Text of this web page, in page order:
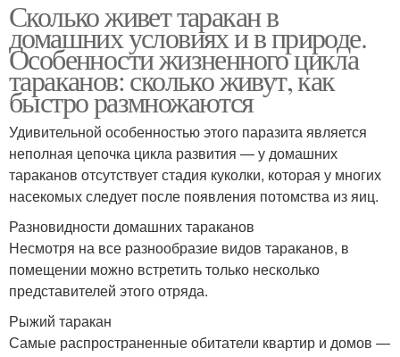
Сколько живет таракан в
домашних условиях и в природе.
Особенности жизненного цикла
тараканов: сколько живут, как
быстро размножаются
Удивительной особенностью этого паразита является
неполная цепочка цикла развития — у домашних
тараканов отсутствует стадия куколки, которая у многих
насекомых следует после появления потомства из яиц.
Разновидности домашних тараканов
Несмотря на все разнообразие видов тараканов, в
помещении можно встретить только несколько
представителей этого отряда.
Рыжий таракан
Самые распространенные обитатели квартир и домов —